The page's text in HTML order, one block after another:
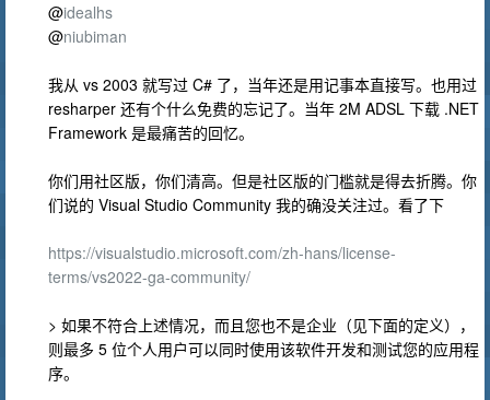
@idealhs
@niubiman
我从 vs 2003 就写过 C# 了，当年还是用记事本直接写。也用过
resharper 还有个什么免费的忘记了。当年 2M ADSL 下载 .NET
Framework 是最痛苦的回忆。
你们用社区版，你们清高。但是社区版的门槛就是得去折腾。你
们说的 Visual Studio Community 我的确没关注过。看了下
https://visualstudio.microsoft.com/zh-hans/license-
terms/vs2022-ga-community/
> 如果不符合上述情况，而且您也不是企业（见下面的定义），
则最多 5 位个人用户可以同时使用该软件开发和测试您的应用程
序。